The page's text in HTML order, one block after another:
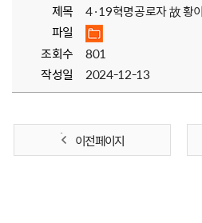
제목
4·19혁명공로자 故 황
파일
조회수
801
작성일
2024-12-13
이전 페이지